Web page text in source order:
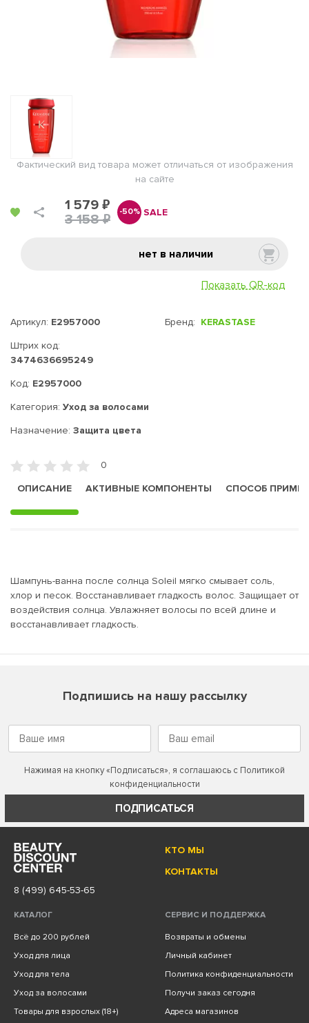
Фактический вид товара может отличаться от изображения
на сайте
1 579 ₽
3 158 ₽
-50% SALE
нет в наличии
Показать QR-код
Артикул: E2957000
Штрих код:
3474636695249
Код: E2957000
Бренд: KERASTASE
Категория: Уход за волосами
Назначение: Защита цвета
0
ОПИСАНИЕ
АКТИВНЫЕ КОМПОНЕНТЫ СПОСОБ
Шампунь-ванна после солнца Soleil мягко смывает соль,
хлор и песок. Восстанавливает гладкость волос. Защищает от
воздействия солнца. Увлажняет волосы по всей длине и
восстанавливает гладкость.
Подпишись на нашу рассылку
Нажимая на кнопку «Подписаться», я соглашаюсь с Политикой
конфиденциальности
ПОДПИСАТЬСЯ
КТО МЫ
КОНТАКТЫ
8 (499) 645-53-65
КАТАЛОГ
Всё до 200 рублей
Уход для лица
Уход для тела
Уход за волосами
Товары для взрослых (18+)
СЕРВИС И ПОДДЕРЖКА
Возвраты и обмены
Личный кабинет
Политика конфиденциальности
Получи заказ сегодня
Адреса магазинов